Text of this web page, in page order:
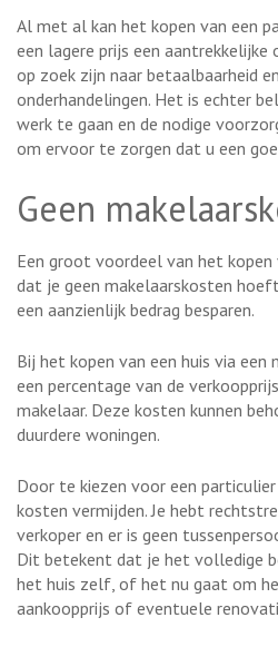
Al met al kan het kopen van een
een lagere prijs een aantrekkelijke
op zoek zijn naar betaalbaarheid
onderhandelingen. Het is echter
werk te gaan en de nodige
om ervoor te zorgen dat u een
Geen
Een groot voordeel van het kopen
dat je geen makelaarskosten
een aanzienlijk bedrag besparen.
Bij het kopen van een huis via
een percentage van de
makelaar. Deze kosten kunnen
duurdere woningen.
Door te kiezen voor een
kosten vermijden. Je hebt
verkoper en er is geen
Dit betekent dat je het volledige
het huis zelf, of het nu gaat om
aankoopprijs of eventuele